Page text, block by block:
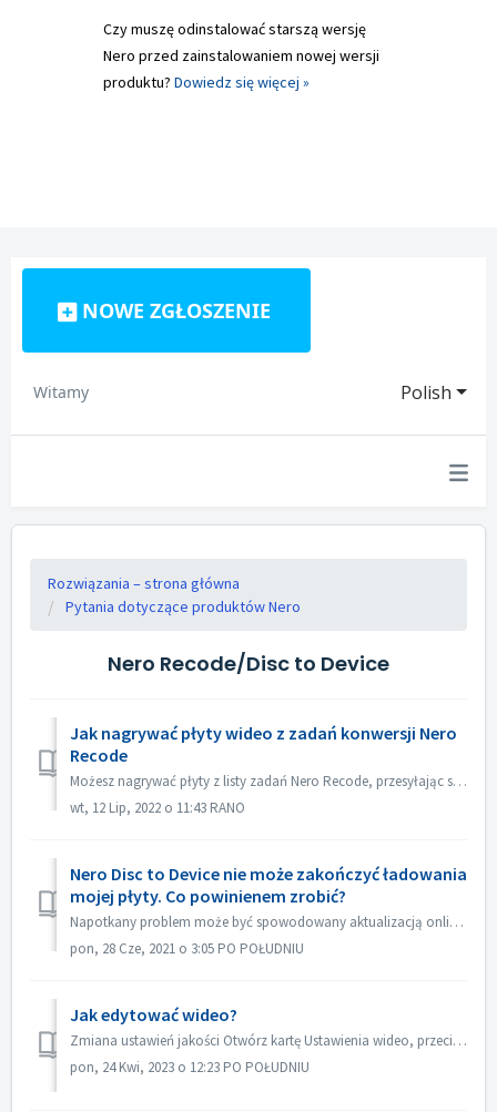
Czy muszę odinstalować starszą wersję
Nero przed zainstalowaniem nowej wersji
produktu? Dowiedz się więcej »
NOWE ZGŁOSZENIE
Polish
Witamy
Rozwiązania – strona główna
Pytania dotyczące produktów Nero
Nero Recode/Disc to Device
Jak nagrywać płyty wideo z zadań konwersji Nero
Recode
Możesz nagrywać płyty z listy zadań Nero Recode, przesyłając swój projekt bezpośrednio do programu Nero Video Disc Authoring. Otwórz Nero Recode. Na s...
wt, 12 Lip, 2022 o 11:43 RANO
Nero Disc to Device nie może zakończyć ładowania
mojej płyty. Co powinienem zrobić?
Napotkany problem może być spowodowany aktualizacją online programu Disc to Device. Dlatego spróbuj ponownie zainstalować program "Disc to Device"...
pon, 28 Cze, 2021 o 3:05 PO POŁUDNIU
Jak edytować wideo?
Zmiana ustawień jakości Otwórz kartę Ustawienia wideo, przeciągnij suwak, aby dostosować szybkość transmisji wideo: Jak przyciąć wideo:
pon, 24 Kwi, 2023 o 12:23 PO POŁUDNIU